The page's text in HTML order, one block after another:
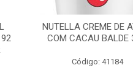
NUTELLA CREME DE
COM CACAU BALDE
Código: 41184